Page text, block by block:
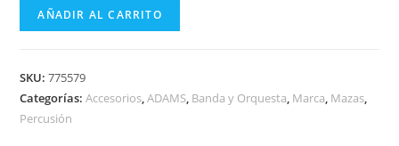
ADAMS
PAR
MARIMBA
VAN
SICE
AÑADIR AL CARRITO
SKU:775579
Categorías:Accesorios,ADAMS, Banda y Orquesta, Marca, Mazas,
Percusión